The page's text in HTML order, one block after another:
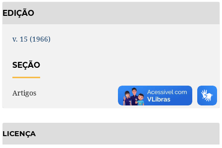
EDIÇÃO
v. 15 (1966)
SEÇÃO
Artigos
LICENÇA